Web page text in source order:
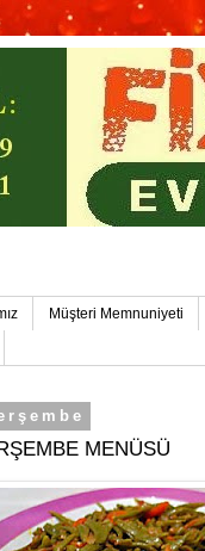
Müşteri Memnuniyeti
MENÜSÜ